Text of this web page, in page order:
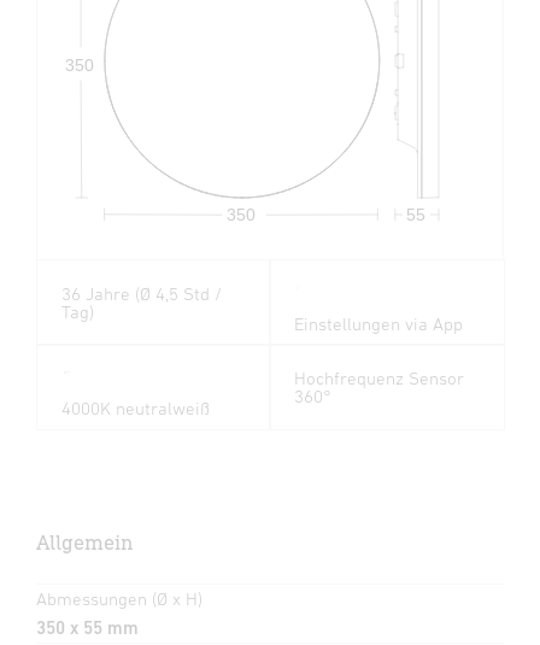
55
350
350
36 Jahre (Ø 4,5 Std /
Tag)
Einstellungen via App
4000K neutralweiß
Hochfrequenz Sensor
360°
Allgemein
Abmessungen (Ø x H)
350 x 55 mm